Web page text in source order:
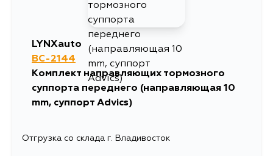
LYNXauto
BC-2144
Комплект направляющих тормозного
суппорта переднего (направляющая 10
mm, суппорт Advics)
Отгрузка со склада г. Владивосток